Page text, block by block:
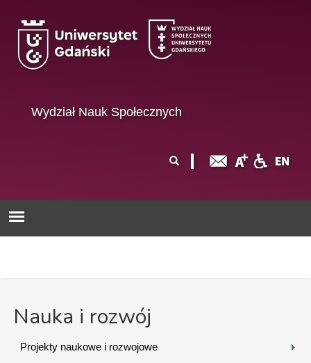
Wydział Nauk Społecznych
wyszukiwania
Nauka i rozwój
Projekty naukowe i rozwojowe